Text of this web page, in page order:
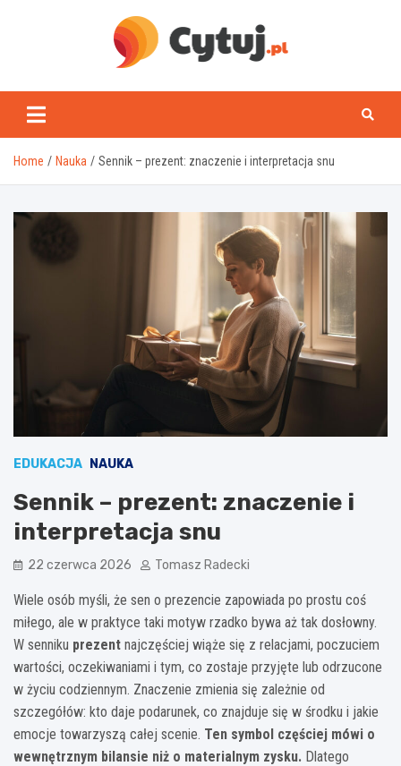
www.cytuj.pl
Home Nauka Sennik – prezent: znaczenie i interpretacja snu
EDUKACJA NAUKA
Sennik – prezent: znaczenie i
interpretacja snu
22 czerwca 2026 Tomasz Radecki
Wiele osób myśli, że sen o prezencie zapowiada po prostu coś
miłego, ale w praktyce taki motyw rzadko bywa aż tak dosłowny.
W senniku prezent najczęściej wiąże się z relacjami, poczuciem
wartości, oczekiwaniami i tym, co zostaje przyjęte lub odrzucone
w życiu codziennym. Znaczenie zmienia się zależnie od
szczegółów: kto daje podarunek, co znajduje się w środku i jakie
emocje towarzyszą całej scenie. Ten symbol częściej mówi o
wewnętrznym bilansie niż o materialnym zysku. Dlatego